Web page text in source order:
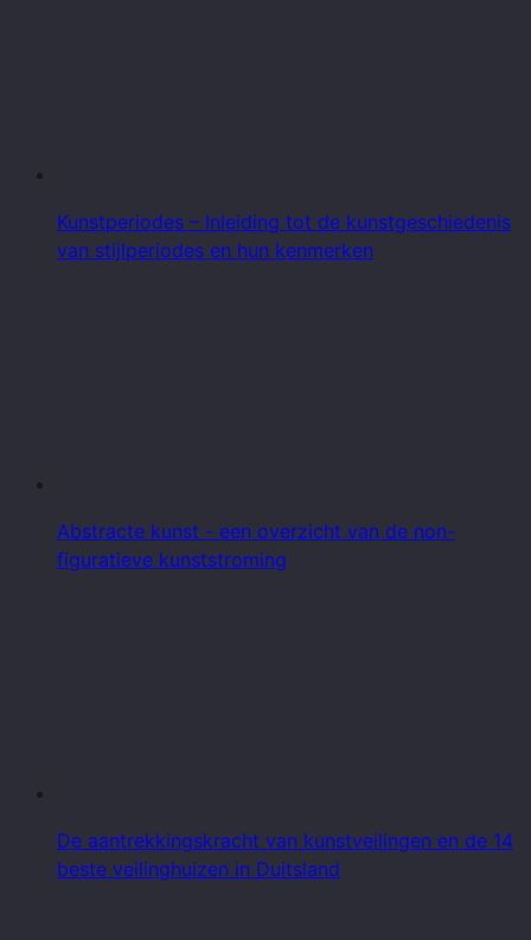
Kunstperiodes – Inleiding tot de kunstgeschiedenis
van stijlperiodes en hun kenmerken
Abstracte kunst - een overzicht van de non-
figuratieve kunststroming
De aantrekkingskracht van kunstveilingen en de 14
beste veilinghuizen in Duitsland